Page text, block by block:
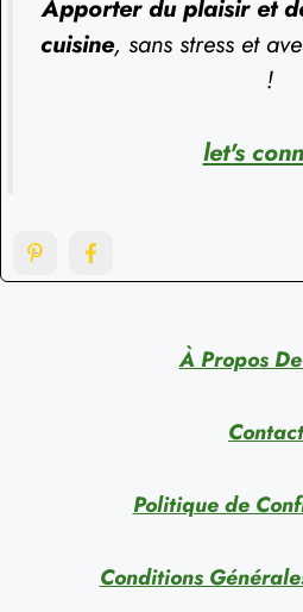
Apporter du plaisir et
cuisine, sans stress et
!
let's
À Propos
Contact
Politique de
Conditions